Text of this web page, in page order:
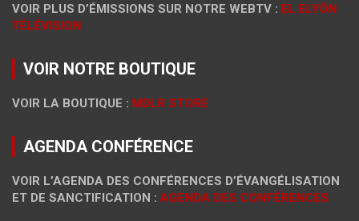
VOIR PLUS D’ÉMISSIONS SUR NOTRE WEBTV : EL ELYÔN
TÉLÉVISION
VOIR NOTRE BOUTIQUE
VOIR LA BOUTIQUE : MDLR STORE
AGENDA CONFÉRENCE
VOIR L’AGENDA DES CONFÉRENCES D’ÉVANGÉLISATION
ET DE SANCTIFICATION : AGENDA DES CONFÉRENCES